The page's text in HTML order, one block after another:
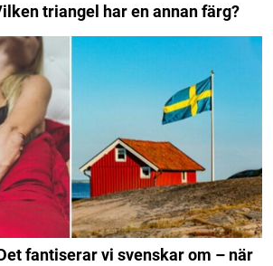
triangel har en annan färg?
fantiserar vi svenskar om – när